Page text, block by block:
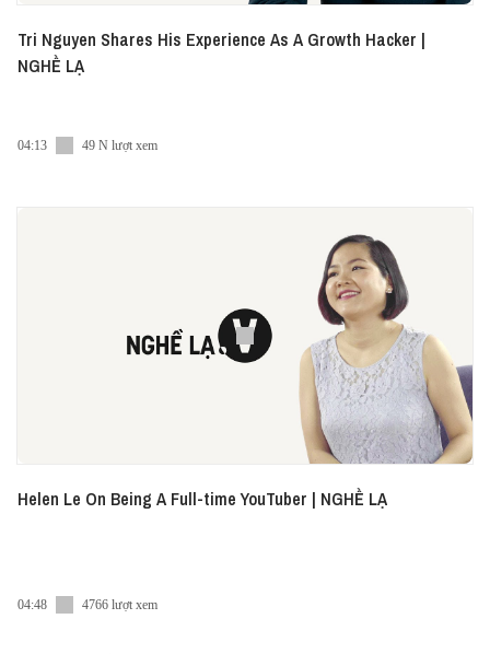
Tri Nguyen Shares His Experience As A Growth Hacker |
NGHỀ LẠ
04:13 49 N lượt xem
Helen Le On Being A Full-time YouTuber | NGHỀ LẠ
04:48 4766 lượt xem